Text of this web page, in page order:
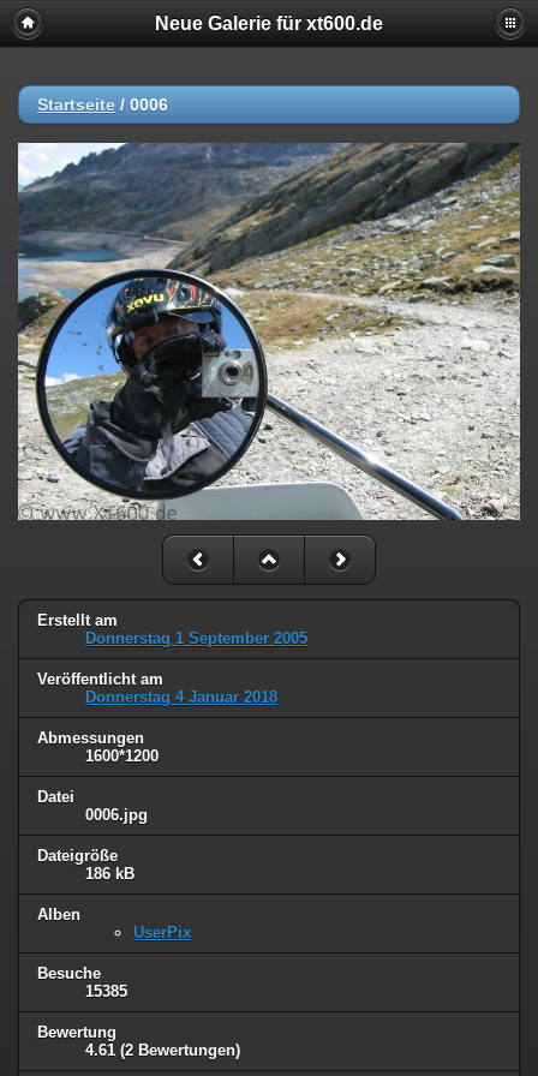
Neue Galerie für xt600.de
Startseite / 0006
Erstellt am
Donnerstag 1 September 2005
Veröffentlicht am
Donnerstag 4 Januar 2018
Abmessungen
1600*1200
Datei
0006.jpg
Dateigröße
186 kB
Alben
UserPix
Besuche
15385
Bewertung
4.61 (2 Bewertungen)